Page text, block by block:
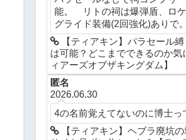
能。 リトの祠は爆弾盾、ロケ
グライド装備(2回強化)ありで。
【ティアキン】パラセール
は可能？どこまでできるのか気
ィアーズオブザキングダム】
匿名
2026.06.30
4の名前覚えてないのに博士っ
【ティアキン】ヘブラ廃坑